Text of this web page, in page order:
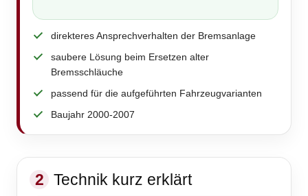
direkteres Ansprechverhalten der Bremsanlage
saubere Lösung beim Ersetzen alter
Bremsschläuche
passend für die aufgeführten Fahrzeugvarianten
Baujahr 2000-2007
2 Technik kurz erklärt